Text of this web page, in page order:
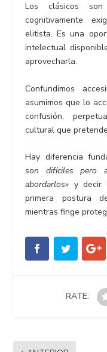
Los clásicos son
cognitivamente
elitista. Es una
intelectual
aprovecharla.
Confundimos
asumimos que lo
confusión,
cultural que
Hay diferencia
son difíciles pero
abordarlos» y decir
primera postura
mientras finge
RATE: